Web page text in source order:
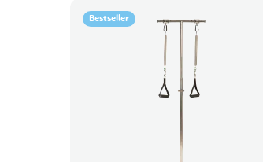
Bestseller